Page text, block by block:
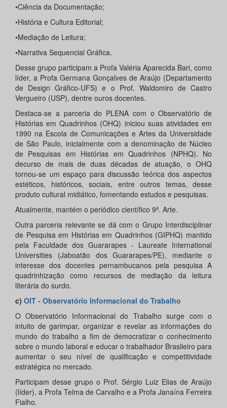
•Ciência da Documentação;
•História e Cultura Editorial;
•Mediação de Leitura;
•Narrativa Sequencial Gráfica.
Desse grupo participam a Profa Valéria Aparecida Bari, como
líder, a Profa Germana Gonçalves de Araújo (Departamento
de Design Gráfico-UFS) e o Prof. Waldomiro de Castro
Vergueiro (USP), dentre ouros docentes.
Destaca-se a parceria do PLENA com o Observatório de
Histórias em Quadrinhos (OHQ) iniciou suas atividades em
1990 na Escola de Comunicações e Artes da Universidade
de São Paulo, inicialmente com a denominação de Núcleo
de Pesquisas em Histórias em Quadrinhos (NPHQ). No
decurso de mais de duas décadas de atuação, o OHQ
tornou-se um espaço para discussão teórica dos aspectos
estéticos, históricos, sociais, entre outros temas, desse
produto cultural midiático, fomentando estudos e pesquisas.
Atualmente, mantém o periódico científico 9ª. Arte.
Outra parceria relevante se dá com o Grupo Interdisciplinar
de Pesquisa em Histórias em Quadrinhos (GIPHQ) mantido
pela Faculdade dos Guararapes - Laureate International
Universities (Jaboatão dos Guararapes/PE), mediante o
interesse dos docentes pernambucanos pela pesquisa A
quadrinhização como recursos de mediação da leitura
literária do surdo.
c) OIT - Observatório Informacional do Trabalho
O Observatório Informacional do Trabalho surge com o
intuito de garimpar, organizar e revelar as informações do
mundo do trabalho a fim de democratizar o conhecimento
sobre o mundo laboral e educar o trabalhador Brasileiro para
aumentar o seu nível de qualificação e competitividade
estratégica no mercado.
Participam desse grupo o Prof. Sérgio Luiz Elias de Araújo
(líder), a Profa Telma de Carvalho e a Profa Janaína Ferreira
Fialho.